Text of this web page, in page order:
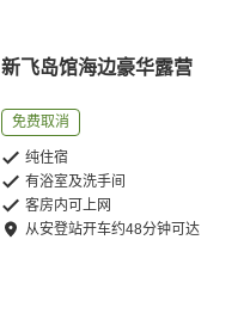
新飞岛馆海边豪华露营
免费取消
纯住宿
有浴室及洗手间
客房内可上网
从安登站开车约48分钟可达